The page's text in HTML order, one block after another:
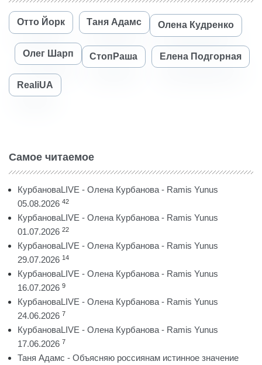
Отто Йорк Таня Адамс Олена Кудренко
Олег Шарп СтопРаша Елена Подгорная
RealiUA
Самое читаемое
КурбановаLIVE - Олена Курбанова - Ramis Yunus
05.08.2026 42
КурбановаLIVE - Олена Курбанова - Ramis Yunus
01.07.2026 22
КурбановаLIVE - Олена Курбанова - Ramis Yunus
29.07.2026 14
КурбановаLIVE - Олена Курбанова - Ramis Yunus
16.07.2026 9
КурбановаLIVE - Олена Курбанова - Ramis Yunus
24.06.2026 7
КурбановаLIVE - Олена Курбанова - Ramis Yunus
17.06.2026 7
Таня Адамс - Объясняю россиянам истинное значение